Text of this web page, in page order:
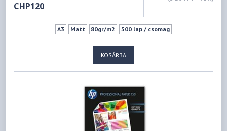
CHP120
A3 Matt 80gr/m2 500 lap / csomag
KOSÁRBA